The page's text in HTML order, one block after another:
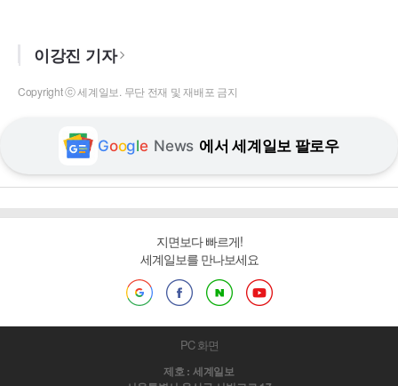
이강진 기자
Copyright ⓒ 세계일보. 무단 전재 및 재배포 금지
Google News 에서 세계일보 팔로우
지면보다 빠르게!
세계일보를 만나보세요
PC 화면
제호 : 세계일보